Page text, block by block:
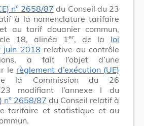
n° 2658/87 du Conseil du 23
à la nomenclature tarifaire
au tarif douanier commun,
18, alinéa 1 er, de la loi
juin 2018 relative au contrôle
a fait l’objet d’une
le règlement d’exécution (UE)
la Commission du 26
modifiant l’annexe I du
n° 2658/87 du Conseil relatif à
tarifaire et statistique et au